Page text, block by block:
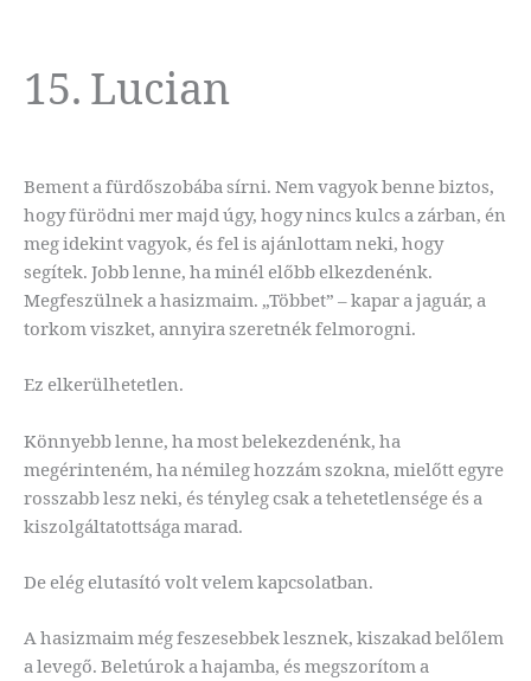
15. Lucian
Bement a fürdőszobába sírni. Nem vagyok benne biztos,
hogy fürödni mer majd úgy, hogy nincs kulcs a zárban, én
meg idekint vagyok, és fel is ajánlottam neki, hogy
segítek. Jobb lenne, ha minél előbb elkezdenénk.
Megfeszülnek a hasizmaim. „Többet” – kapar a jaguár, a
torkom viszket, annyira szeretnék felmorogni.
Ez elkerülhetetlen.
Könnyebb lenne, ha most belekezdenénk, ha
megérinteném, ha némileg hozzám szokna, mielőtt egyre
rosszabb lesz neki, és tényleg csak a tehetetlensége és a
kiszolgáltatottsága marad.
De elég elutasító volt velem kapcsolatban.
A hasizmaim még feszesebbek lesznek, kiszakad belőlem
a levegő. Beletúrok a hajamba, és megszorítom a